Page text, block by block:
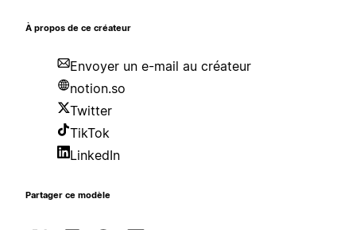
À propos de ce créateur
Envoyer un e-mail au créateur
notion.so
Twitter
TikTok
LinkedIn
Partager ce modèle